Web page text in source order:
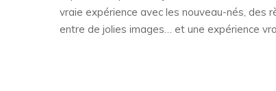
vraie expérience avec les nouveau-nés, des
entre de jolies images… et une expérience